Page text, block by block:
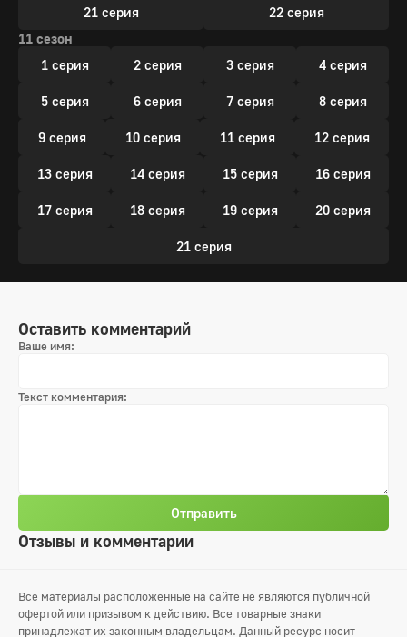
21 серия
22 серия
11 сезон
1 серия
2 серия 3 серия 4 серия
5 серия 6 серия 7 серия 8 серия
9 серия 10 серия 11 серия 12 серия
13 серия 14 серия 15 серия 16 серия
17 серия 18 серия 19 серия 20 серия
21 серия
Отзывы и комментарии
Оставить комментарий
Ваше имя:
Текст комментария:
Отправить
Все материалы расположенные на сайте не являются публичной
офертой или призывом к действию. Все товарные знаки
принадлежат их законным владельцам. Данный ресурс носит